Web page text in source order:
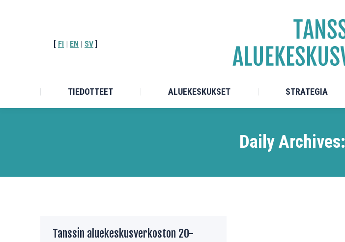
[ FI | EN | SV ]
TIEDOTTEET ALUEKESKUKSET STRATEGIA
Daily Archives:
Tanssin aluekeskusverkoston 20-
ALUEKESKUKSET